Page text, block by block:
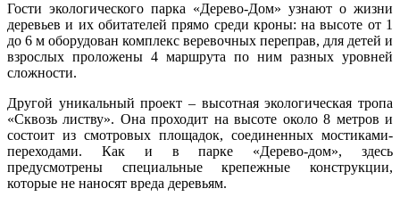
Гости экологического парка «Дерево-Дом» узнают о жизни
деревьев и их обитателей прямо среди кроны: на высоте от 1
до 6 м оборудован комплекс веревочных переправ, для детей и
взрослых проложены 4 маршрута по ним разных уровней
сложности.
Другой уникальный проект – высотная экологическая тропа
«Сквозь листву». Она проходит на высоте около 8 метров и
состоит из смотровых площадок, соединенных мостиками-
переходами. Как и в парке «Дерево-дом», здесь
предусмотрены специальные крепежные конструкции,
которые не наносят вреда деревьям.